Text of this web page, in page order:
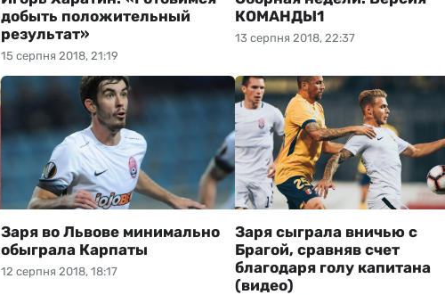
15 серпня 2018, 21:19
добыть положительный
результат»
13 серпня 2018, 22:37
КОМАНДЫ1
12 серпня 2018, 18:17
Заря во Львове минимально
обыграла Карпаты
Заря сыграла вничью с
Брагой, сравняв счет
благодаря голу капитана
(видео)